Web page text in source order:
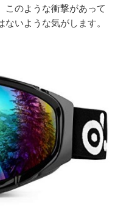
このような衝撃があって
いような気がします。